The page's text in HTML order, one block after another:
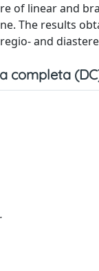
of linear and
The results
and
completa